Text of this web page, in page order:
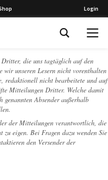
Login
die uns tagtäglich auf den
wir unseren Lesern nicht vorenthalten
redaktionell nicht bearbeitete und auf
Mitteilungen Dritter. Welche damit
genannten Absender außerhalb
der Mitteilungen verantwortlich, die
eigen. Bei Fragen dazu wenden Sie
den Versender der